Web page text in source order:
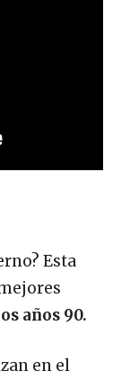
Esta
años 90.
en el